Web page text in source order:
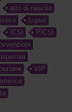
atto di nascita
Lupus
ICSI
PICSI
VIP